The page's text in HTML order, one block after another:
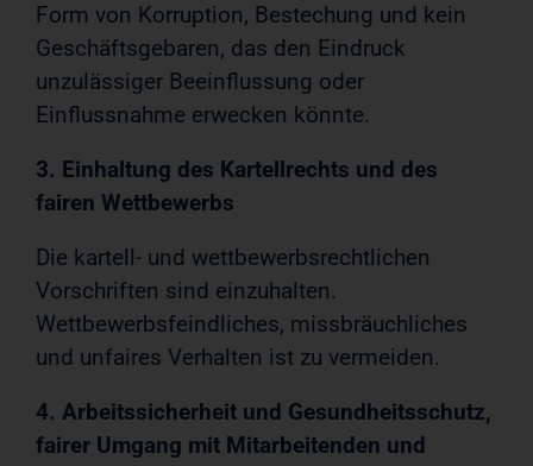
Form von Korruption, Bestechung und kein
Geschäftsgebaren, das den Eindruck
unzulässiger Beeinflussung oder
Einflussnahme erwecken könnte.
3. Einhaltung des Kartellrechts und des
fairen Wettbewerbs
Die kartell- und wettbewerbsrechtlichen
Vorschriften sind einzuhalten.
Wettbewerbsfeindliches, missbräuchliches
und unfaires Verhalten ist zu vermeiden.
4. Arbeitssicherheit und Gesundheitsschutz,
fairer Umgang mit Mitarbeitenden und